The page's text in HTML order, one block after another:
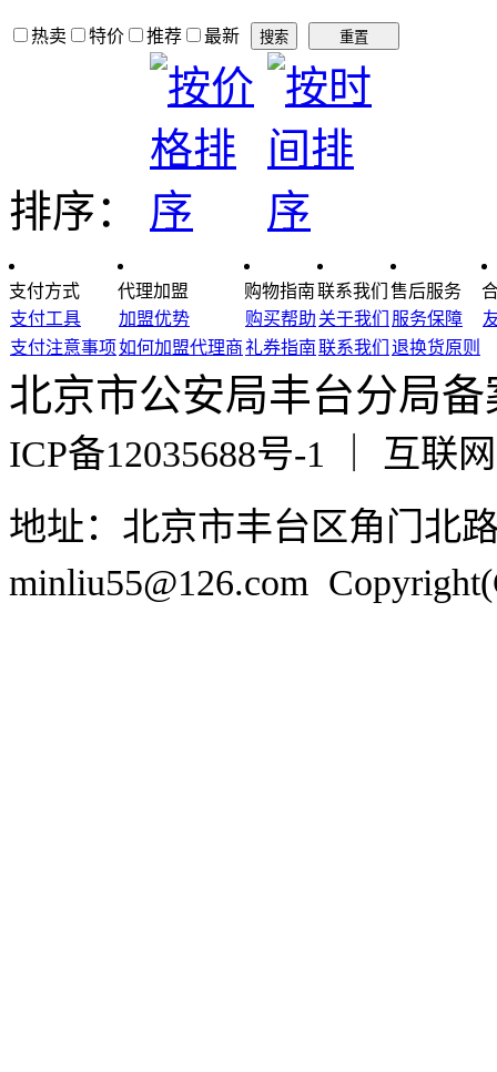
热卖 特价 推荐 最新
排序：
支付方式
支付工具
支付注意事项
代理加盟
加盟优势
如何加盟代理商
购物指南
购买帮助
礼券指南
联系我们
关于我们
联系我们
售后服务
服务保障
退换货原则
北京市公安局丰台分局
ICP备12035688号-1 ｜ 互联
地址：北京市丰台区角门
minliu55@126.com